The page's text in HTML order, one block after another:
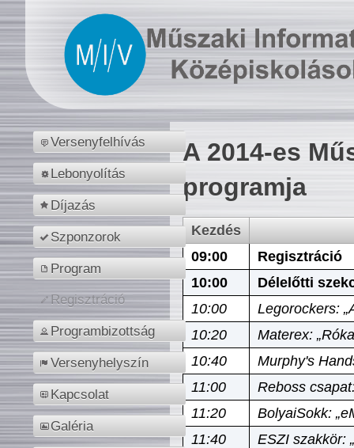
Versenyfelhívás
Lebonyolítás
Díjazás
Szponzorok
Program
Regisztráció
Programbizottság
Versenyhelyszín
Kapcsolat
Galéria
A 2014-es
programja
Kezdés
09:00
Regisztráció
10:00
Délelőtti
10:00
Legorockers:
10:20
Materex:
10:40
Murphy's
11:00
Reboss
11:20
BolyaiSokk:
11:40
ESZI szakkör: